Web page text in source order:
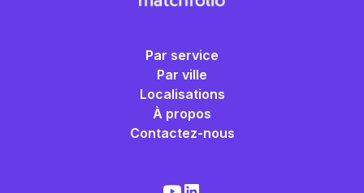
Par service
Par ville
Localisations
À propos
Contactez-nous